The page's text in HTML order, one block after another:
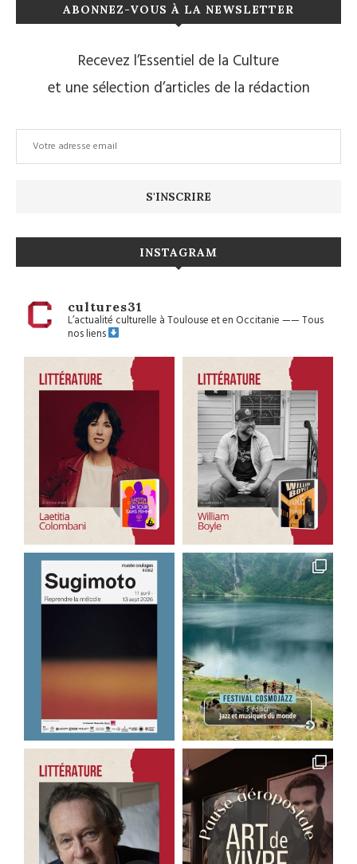
ABONNEZ-VOUS À LA NEWSLETTER
Recevez l’Essentiel de la Culture
et une sélection d’articles de la rédaction
INSTAGRAM
cultures31
L’actualité culturelle à Toulouse et en Occitanie——Tous
nos liens